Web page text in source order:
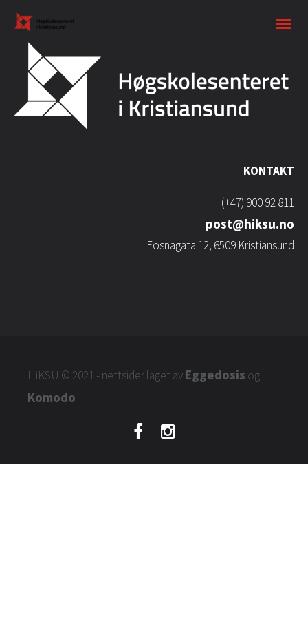
KONTAKT
(+47) 900 92 811
post@hiksu.no
Fosnagata 12, 6509 Kristiansund
HiKSU © 2021 - nettsider laget avEggedosis og
Komodo